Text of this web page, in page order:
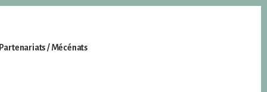
Partenariats / Mécénats